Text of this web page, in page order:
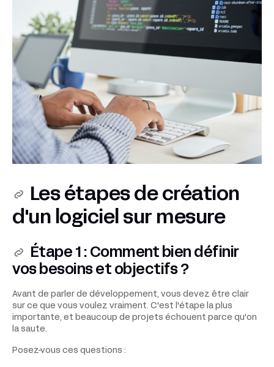
Les étapes de création
d'un logiciel sur mesure
Étape 1 : Comment bien définir
vos besoins et objectifs ?
Avant de parler de développement, vous devez être clair
sur ce que vous voulez vraiment. C'est l'étape la plus
importante, et beaucoup de projets échouent parce qu'on
la saute.
Posez-vous ces questions :